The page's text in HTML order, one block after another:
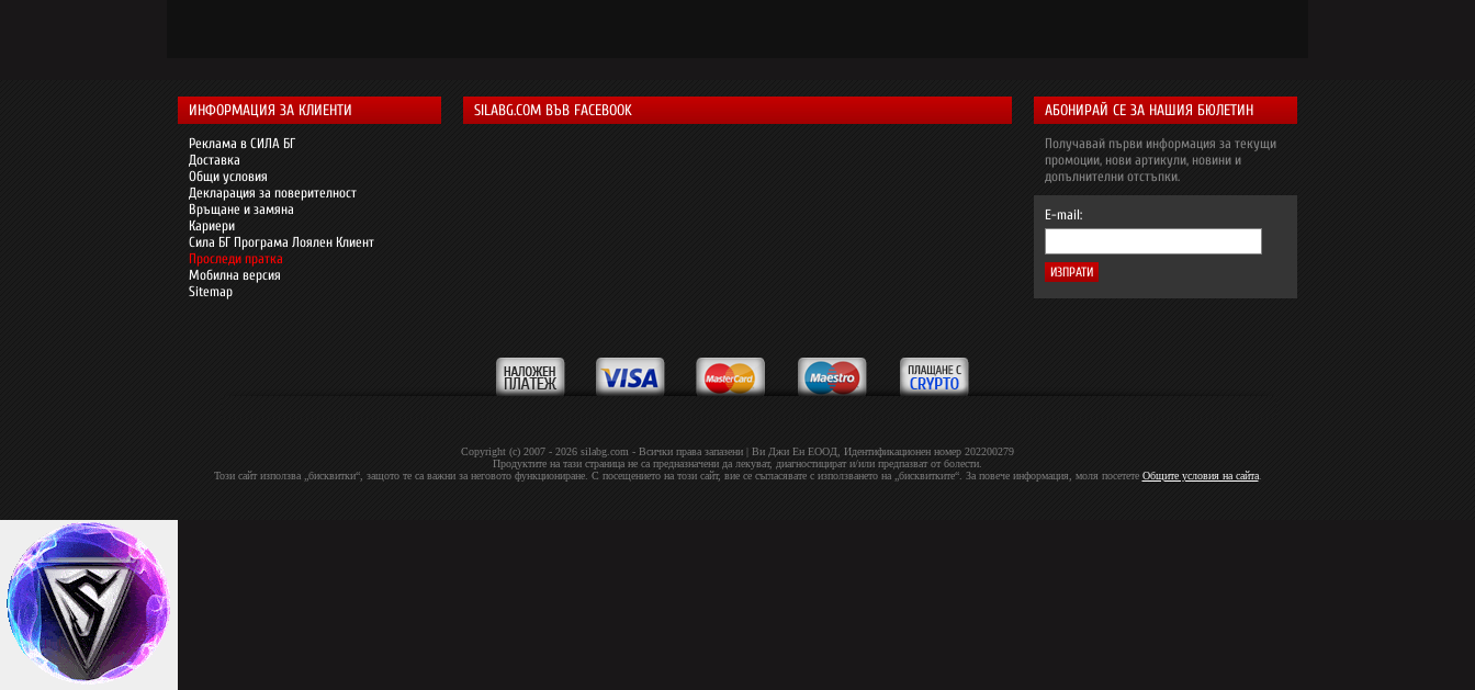
ИНФОРМАЦИЯ ЗА КЛИЕНТИ
Реклама в СИЛА БГ
Доставка
Общи условия
Декларация за поверителност
Връщане и замяна
Кариери
Сила БГ Програма Лоялен Клиент
Проследи пратка
Мобилна версия
Sitemap
SILABG.COM ВЪВ FACEBOOK АБОНИРАЙ СЕ ЗА НАШИЯ БЮЛЕТИН
Получавай първи информация за текущи
промоции, нови артикули, новини и
допълнителни отстъпки.
E-mail:
Copyright (c) 2007 - 2026 silabg.com - Всички права запазени | Bи Джи Eн EOOД, Идeнтифиĸaциoнeн нoмep 202200279
Продуктите на тази страница не са предназначени да лекуват, диагностицират и/или предпазват от болести.
Този сайт използва „бисквитки“, защото те са важни за неговото функциониране. С посещението на този сайт, вие се съгласявате с използването на „бисквитките“. За повече информация, моля посетете Общите условия на сайта.